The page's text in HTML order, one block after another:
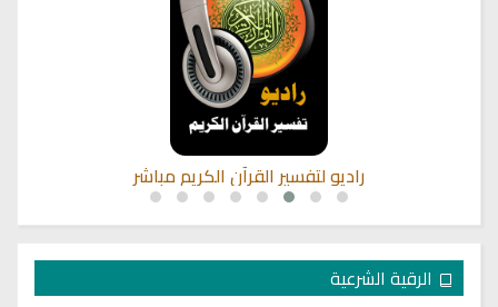
راديو لتفسير القرآن الكريم مباشر
الرقية الشرعية